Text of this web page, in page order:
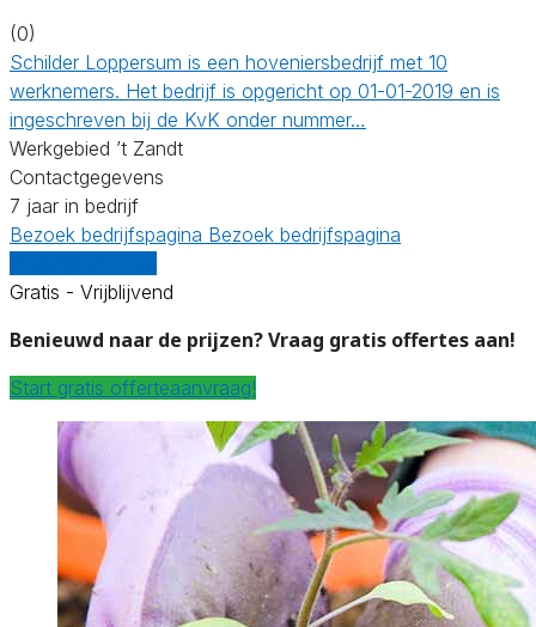
(0)
Schilder Loppersum is een hoveniersbedrijf met 10
werknemers. Het bedrijf is opgericht op 01-01-2019 en is
ingeschreven bij de KvK onder nummer…
Werkgebied ’t Zandt
Contactgegevens
7 jaar in bedrijf
Bezoek bedrijfspagina Bezoek bedrijfspagina
Gratis - Vrijblijvend
Benieuwd naar de prijzen? Vraag gratis offertes aan!
Start gratis offerteaanvraag!